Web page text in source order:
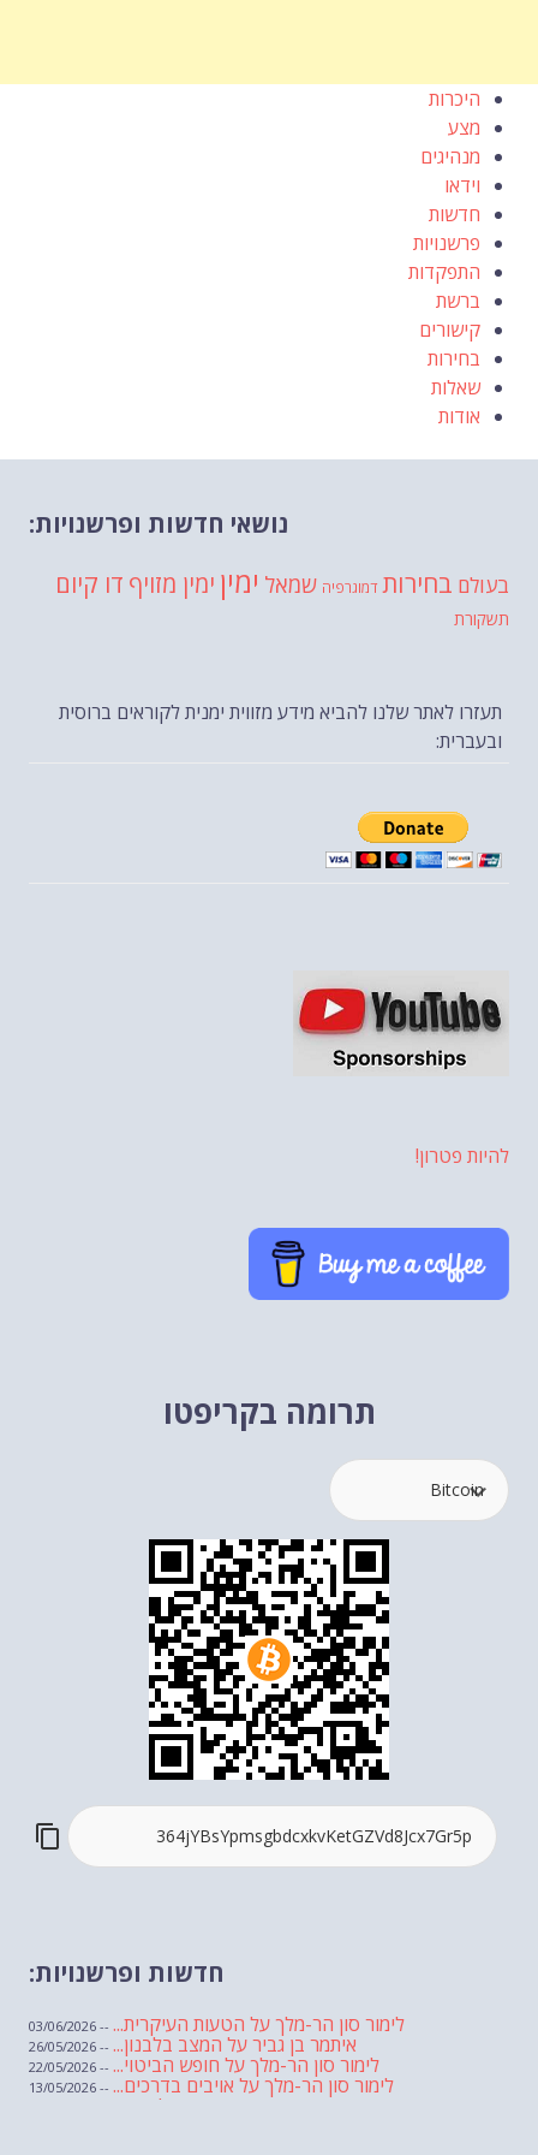
היכרות
מצע
מנהיגים
וידאו
חדשות
פרשנויות
התפקדות
ברשת
קישורים
בחירות
שאלות
אודות
נושאי חדשות ופרשנויות:
בעולם בחירות דמוגרפיה שמאל ימין ימין מזויף דו קיום
תשקורת
תעזרו לאתר שלנו להביא מידע מזווית ימנית לקוראים ברוסית
ובעברית:
להיות פטרון!
תרומה בקריפטו
חדשות ופרשנויות:
לימור סון הר-מלך על הטעות העיקרית... -- 03/06/2026
איתמר בן גביר על המצב בלבנון... -- 26/05/2026
לימור סון הר-מלך על חופש הביטוי... -- 22/05/2026
לימור סון הר-מלך על אויבים בדרכים... -- 13/05/2026
שבועת אמונים לדעאש